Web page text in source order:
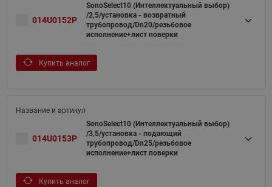
014U0152P
SonoSelect10 (Интеллектуальный выбор)
/2,5/установка - возвратный
трубопровод/Dn20/резьбовое
исполнение+лист поверки
Купить аналог
014U0153P
SonoSelect10 (Интеллектуальный выбор)
/3,5/установка - подающий
трубопровод/Dn25/резьбовое
исполнение+лист поверки
Купить аналог